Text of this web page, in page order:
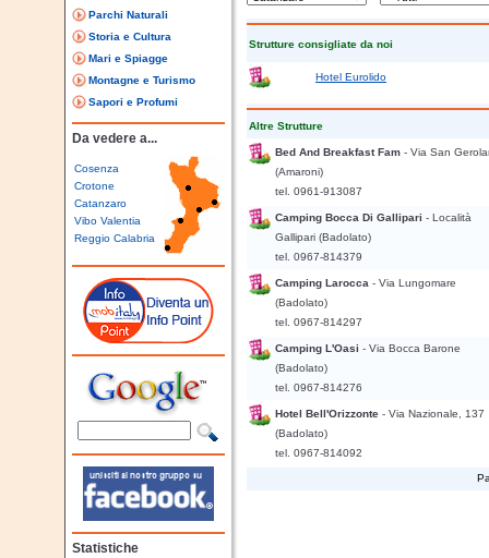
Parchi Naturali
Storia e Cultura
Mari e Spiagge
Montagne e Turismo
Sapori e Profumi
Da vedere a...
Cosenza
Crotone
Catanzaro
Vibo Valentia
Reggio Calabria
Statistiche
Strutture consigliate da noi
Hotel Eurolido
Altre Strutture
Bed And Breakfast Fam - Via San
(Amaroni)
tel. 0961-913087
Camping Bocca Di Gallipari - Località
Gallipari (Badolato)
tel. 0967-814379
Camping Larocca - Via Lungomare
(Badolato)
tel. 0967-814297
Camping L'Oasi - Via Bocca Barone
(Badolato)
tel. 0967-814276
Hotel Bell'Orizzonte - Via Nazionale, 137
(Badolato)
tel. 0967-814092